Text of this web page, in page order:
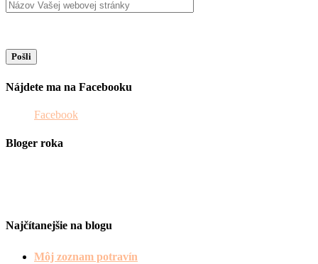
Nájdete ma na Facebooku
Facebook
Bloger roka
Najčítanejšie na blogu
Môj zoznam potravín